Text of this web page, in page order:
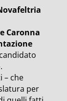
Caronna
– che
per